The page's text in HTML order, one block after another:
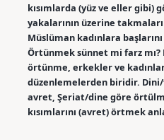
kısımlarda (yüz ve eller
yakalarının üzerine
Müslüman kadınlara
Örtünmek sünnet mi farz
örtünme, erkekler ve
düzenlemelerden biridir.
avret, Şeriat/dine göre
kısımlarını (avret) örtmek